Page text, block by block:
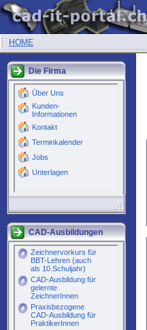
HOME
Die Firma
CAD-Ausbildungen